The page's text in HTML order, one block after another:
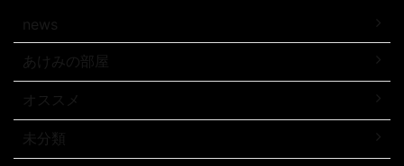
news
あけみの部屋
オススメ
未分類